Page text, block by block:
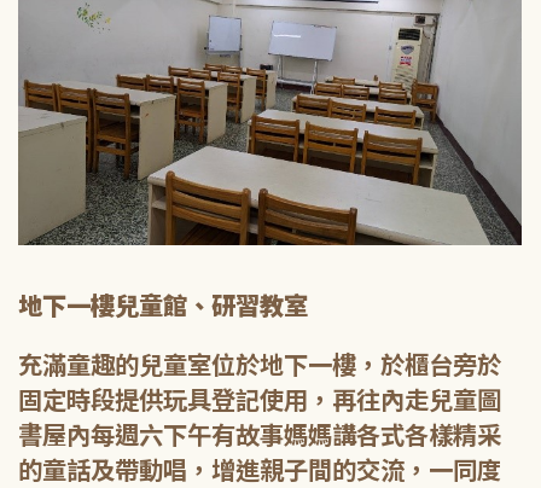
地下一樓兒童館、研習教室
充滿童趣的兒童室位於地下一樓，於櫃台旁於
固定時段提供玩具登記使用，再往內走兒童圖
書屋內每週六下午有故事媽媽講各式各樣精采
的童話及帶動唱，增進親子間的交流，一同度